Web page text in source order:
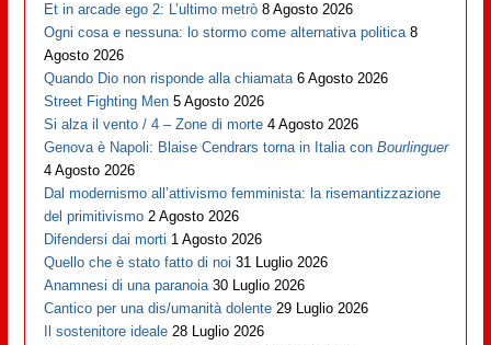
Et in arcade ego 2: L’ultimo metrò 8 Agosto 2026
Ogni cosa e nessuna: lo stormo come alternativa politica 8
Agosto 2026
Quando Dio non risponde alla chiamata 6 Agosto 2026
Street Fighting Men 5 Agosto 2026
Si alza il vento / 4 – Zone di morte 4 Agosto 2026
Genova è Napoli: Blaise Cendrars torna in Italia conBourlinguer
4 Agosto 2026
Dal modernismo all’attivismo femminista: la risemantizzazione
del primitivismo 2 Agosto 2026
Difendersi dai morti 1 Agosto 2026
Quello che è stato fatto di noi 31 Luglio 2026
Anamnesi di una paranoia 30 Luglio 2026
Cantico per una dis/umanità dolente 29 Luglio 2026
Il sostenitore ideale 28 Luglio 2026